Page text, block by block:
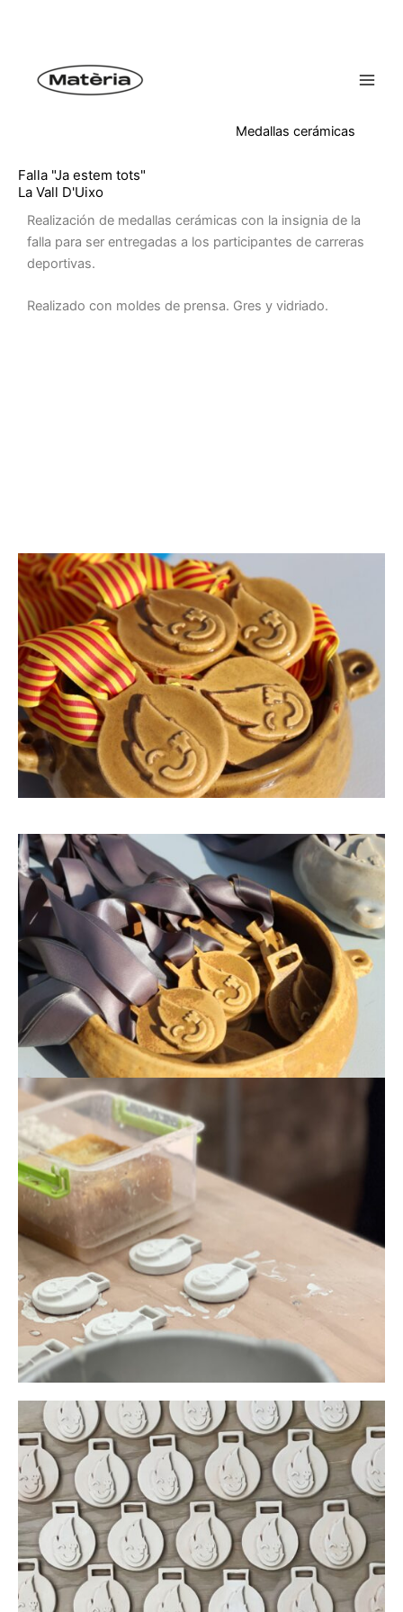
Medallas cerámicas
Falla "Ja estem tots"
La Vall D'Uixo
Realización de medallas cerámicas con la insignia de la
falla para ser entregadas a los participantes de carreras
deportivas.
Realizado con moldes de prensa. Gres y vidriado.